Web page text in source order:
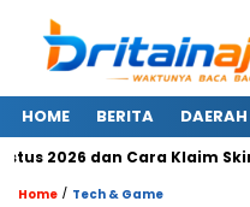
HOME BERITA DAERAH
2026 dan Cara Klaim Skin
Home / Tech & Game